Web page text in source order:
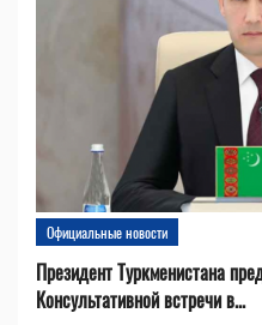
Официальные новости
Президент Туркменистана
Консультативной встречи в...